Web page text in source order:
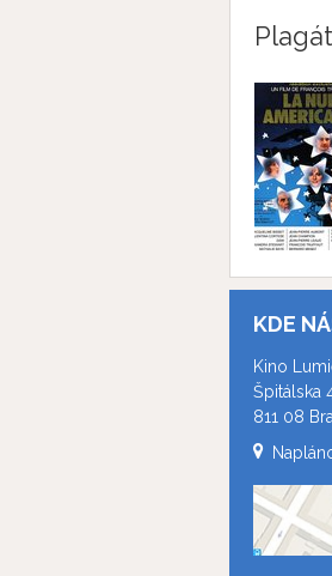
KDE
Kino
Špitálska
811 08